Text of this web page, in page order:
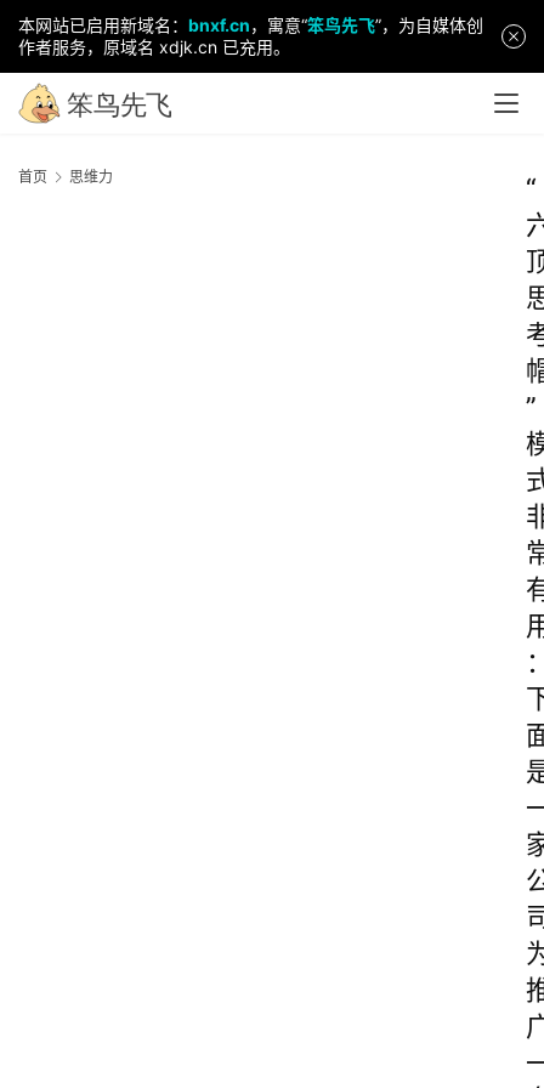
本网站已启用新域名： bnxf.cn，寓意“笨鸟先飞”，为自媒体创
作者服务，原域名 xdjk.cn 已充用。
首页 思维力
“
”